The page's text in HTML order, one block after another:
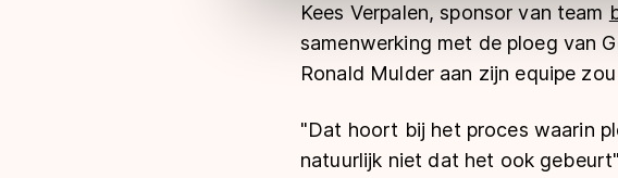
Kees Verpalen, sponsor van team
samenwerking met de ploeg van
Ronald Mulder aan zijn equipe
"Dat hoort bij het proces waarin
natuurlijk niet dat het ook